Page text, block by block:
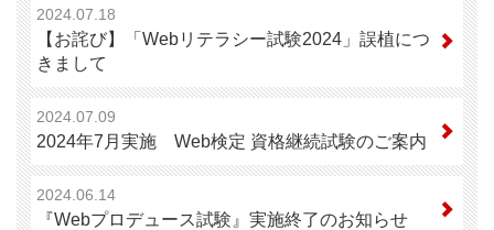
2024.07.18
【お詫び】「Webリテラシー試験2024」誤植につ
きまして
2024.07.09
2024年7月実施 Web検定 資格継続試験のご案内
2024.06.14
『Webプロデュース試験』実施終了のお知らせ